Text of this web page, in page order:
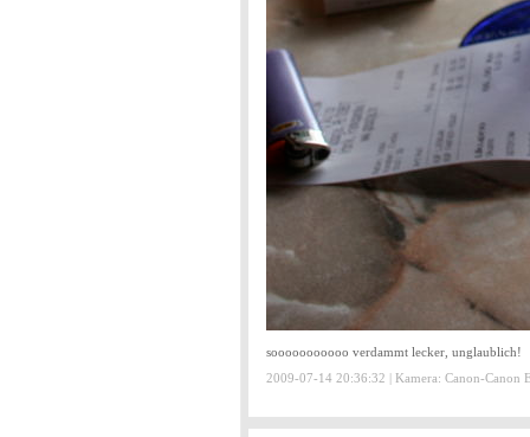
sooooooooooo verdammt lecker, unglaublich!
2009-07-14 20:36:32 | Kamera: Canon-Canon